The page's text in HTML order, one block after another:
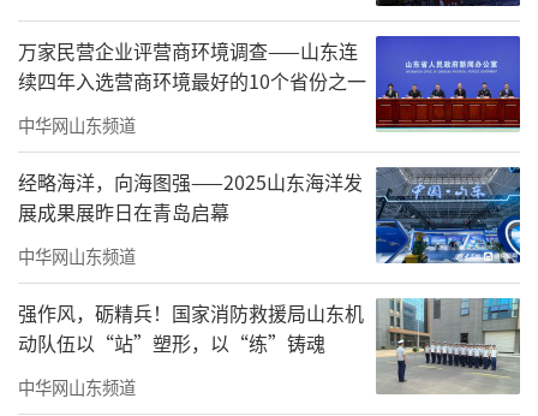
万家民营企业评营商环境调查——山东连
续四年入选营商环境最好的10个省份之一
中华网山东频道
经略海洋，向海图强——2025山东海洋发
展成果展昨日在青岛启幕
中华网山东频道
强作风，砺精兵！国家消防救援局山东机
动队伍以“站”塑形，以“练”铸魂
中华网山东频道